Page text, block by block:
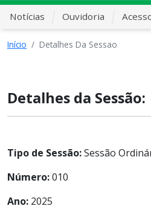
Notícias Ouvidoria
Início Detalhes Da Sessao
Detalhes da Sessão:
Tipo de Sessão:Sessão
Número:010
Ano: 2025